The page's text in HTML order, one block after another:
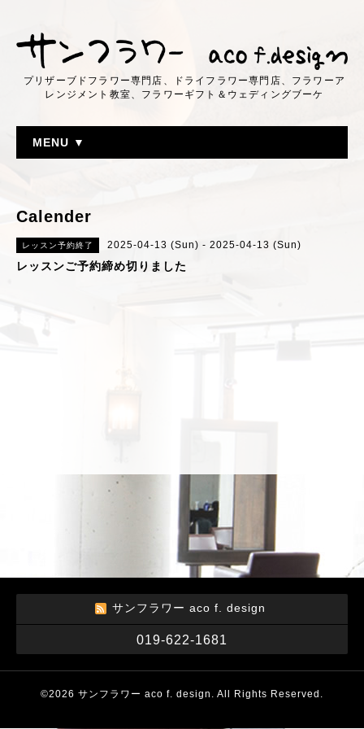
プリザーブドフラワー専門店、ドライフラワー専門店、フラワーア
レンジメント教室、フラワーギフト＆ウェディングブーケ
MENU ▼
Calender
レッスン予約終了 2025-04-13 (Sun) - 2025-04-13 (Sun)
レッスンご予約締め切りました
サンフラワー aco f. design
019-622-1681
©2026 サンフラワー aco f. design . All Rights Reserved.